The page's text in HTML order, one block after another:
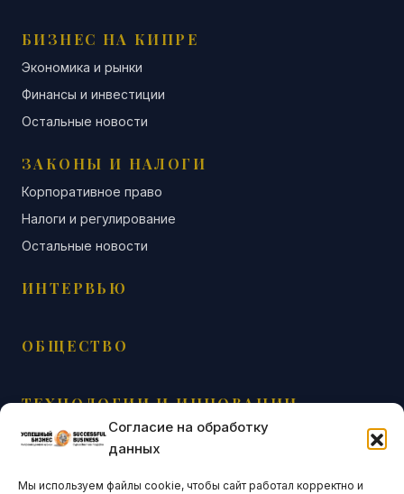
Согласие на обработку
данных
Мы используем файлы cookie, чтобы сайт работал корректно и
БИЗНЕС НА КИПРЕ
Экономика и рынки
Финансы и инвестиции
Остальные новости
ЗАКОНЫ И НАЛОГИ
Корпоративное право
Налоги и регулирование
Остальные новости
ИНТЕРВЬЮ
ОБЩЕСТВО
ТЕХНОЛОГИИ И ИННОВАЦИИ
Стартапы и исследования
Цифровая экономика
Остальные новости